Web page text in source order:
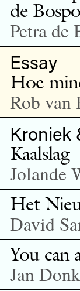
de
Petra de
Essay
Hoe
Rob van
Kroniek
Kaalslag
Jolande
Het
David
You can
Jan